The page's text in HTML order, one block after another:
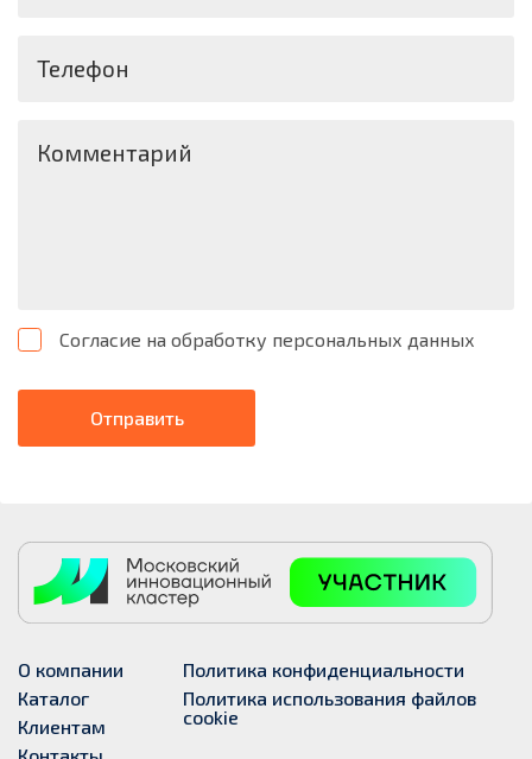
Телефон
Комментарий
Согласие на обработку персональных данных
Отправить
О компании
Каталог
Клиентам
Политика конфиденциальности
Политика использования файлов
cookie